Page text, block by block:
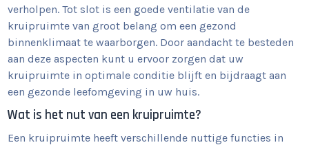
verholpen. Tot slot is een goede ventilatie van de
kruipruimte van groot belang om een gezond
binnenklimaat te waarborgen. Door aandacht te besteden
aan deze aspecten kunt u ervoor zorgen dat uw
kruipruimte in optimale conditie blijft en bijdraagt aan
een gezonde leefomgeving in uw huis.
Wat is het nut van een kruipruimte?
Een kruipruimte heeft verschillende nuttige functies in